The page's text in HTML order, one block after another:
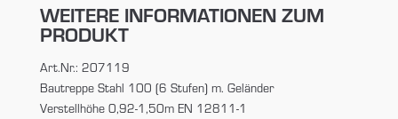
WEITERE INFORMATIONEN ZUM
PRODUKT
Art.Nr.: 207119
Bautreppe Stahl 100 (6 Stufen) m. Geländer
Verstellhöhe 0,92-1,50m EN 12811-1